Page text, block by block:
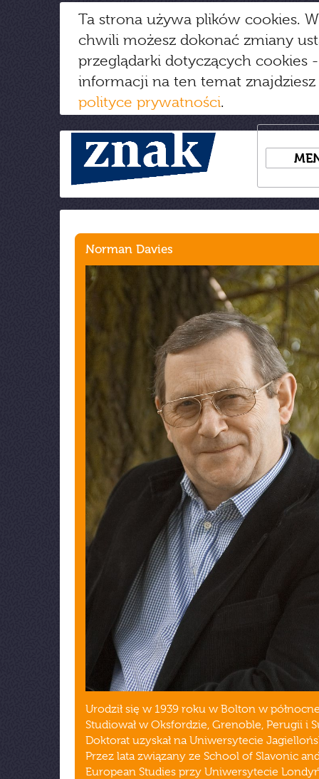
Ta strona używa plików cookies.
chwili możesz dokonać zmiany
przeglądarki dotyczących cookies
informacji na ten temat
polityce prywatności.
Norman Davies
Urodził się w 1939 roku w Bolton w
Studiował w Oksfordzie, Grenoble, Perugii i
Doktorat uzyskał na Uniwersytecie
Przez lata związany ze School of Slavonic
European Studies przy Uniwersytecie